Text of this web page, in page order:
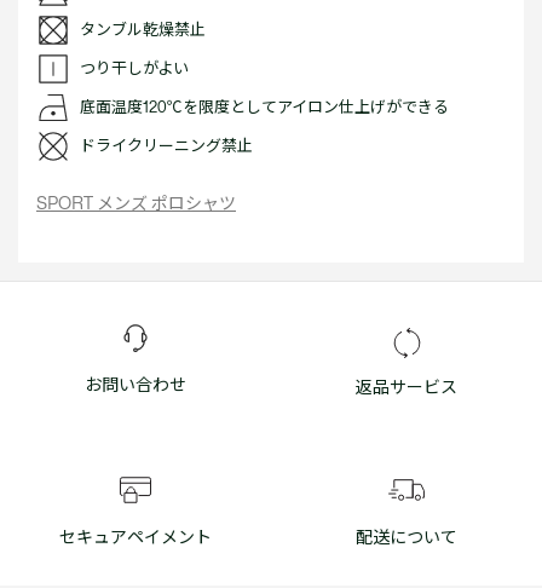
タンブル乾燥禁止
つり干しがよい
底面温度120℃を限度としてアイロン仕上げができる
ドライクリーニング禁止
SPORT メンズ ポロシャツ
お問い合わせ 返品サービス
セキュアペイメント 配送について